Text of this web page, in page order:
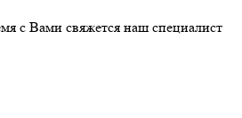
с Вами свяжется наш специалист